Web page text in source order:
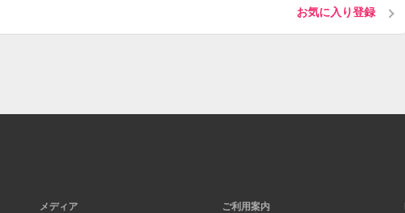
お気に入り登録
メディア ご利用案内